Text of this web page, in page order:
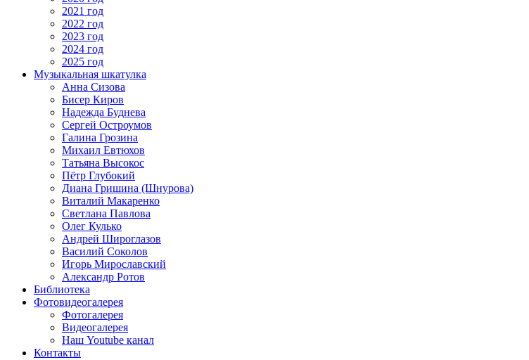
2021 год
2022 год
2023 год
2024 год
2025 год
Музыкальная шкатулка
Анна Сизова
Бисер Киров
Надежда Буднева
Сергей Остроумов
Галина Грозина
Михаил Евтюхов
Татьяна Высокос
Пётр Глубокий
Диана Гришина (Шнурова)
Виталий Макаренко
Светлана Павлова
Олег Кулько
Андрей Широглазов
Василий Соколов
Игорь Мирославский
Александр Ротов
Библиотека
Фотовидеогалерея
Фотогалерея
Видеогалерея
Наш Youtube канал
Контакты